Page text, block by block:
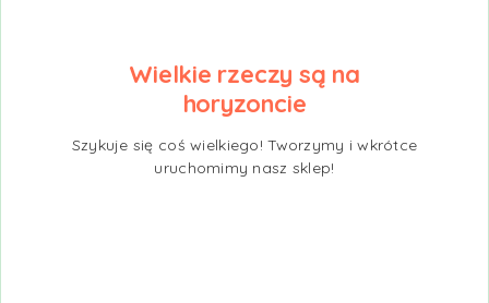
Wielkie rzeczy są na
horyzoncie
Szykuje się coś wielkiego! Tworzymy i wkrótce
uruchomimy nasz sklep!